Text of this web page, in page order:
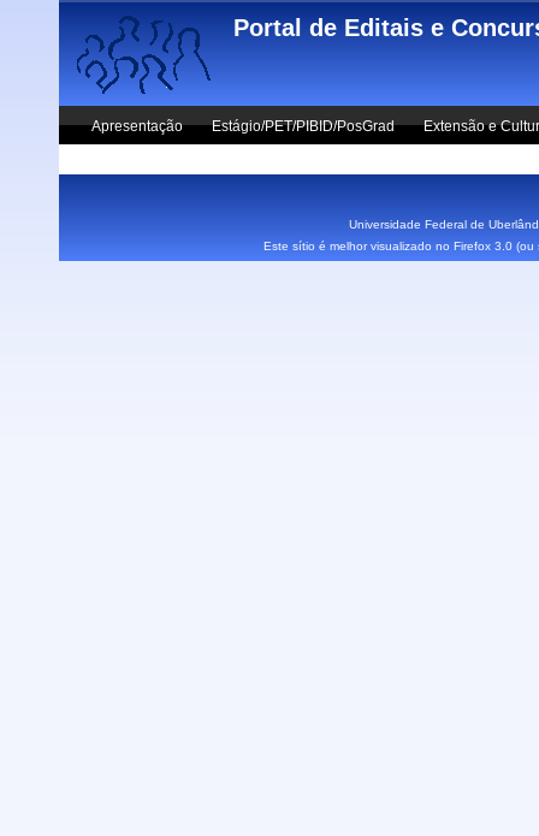
Skip to main content
Portal de Editais e
Apresentação Estágio/PET/PIBID/PosGrad Extensão e
Universidade Federal de
Este sítio é melhor visualizado no Firefox 3.0